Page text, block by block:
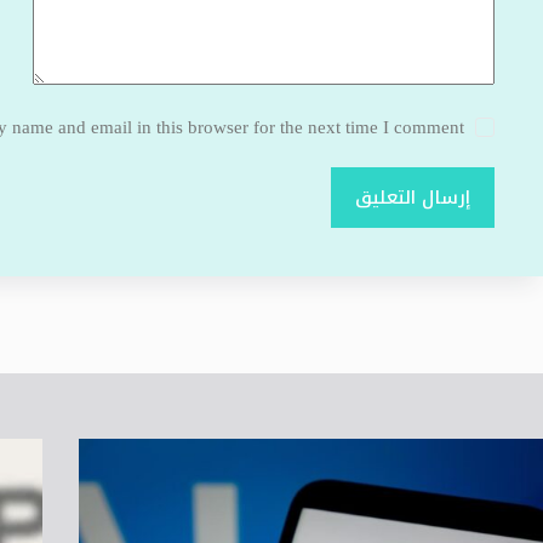
name and email in this browser for the next time I comment.
إرسال التعليق